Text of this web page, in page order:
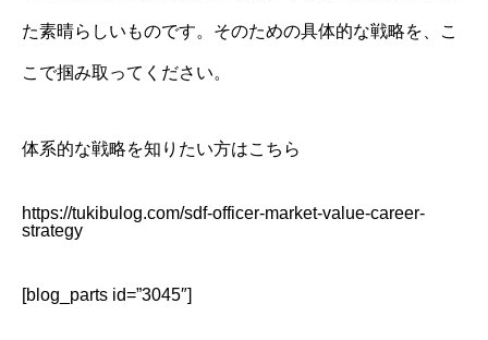
た素晴らしいものです。そのための具体的な戦略を、こ
こで掴み取ってください。
体系的な戦略を知りたい方はこちら
https://tukibulog.com/sdf-officer-market-value-career-
strategy
[blog_parts id=”3045″]